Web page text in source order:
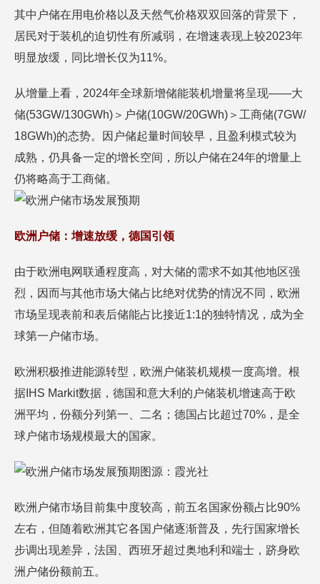
其中户储在用电价格以及天然气价格双双回落的背景下，
居民对于装机的迫切性有所减弱，在增速表现上较2023年
明显放缓，同比增长仅为11%。
从增量上看，2024年全球新增储能装机增量将呈现——大
储(53GW/130GWh)＞户储(10GW/20GWh)＞工商储(7GW/
18GWh)的态势。因户储起量时间较早，且盈利模式较为
成熟，仍具备一定的增长空间，所以户储在24年的增量上
仍将略高于工商储。
欧洲户储：增速放缓，德国引领
由于欧洲电网联通程度高，对大储的需求不如其他地区强
烈，因而与其他市场大储占比绝对优势的情况不同，欧洲
市场呈现表前和表后储能占比接近1:1的独特情况，成为全
球第一户储市场。
欧洲积极推进能源转型，欧洲户储装机规模一度高增。根
据IHS Markit数据，德国和意大利的户储装机增速高于欧
洲平均，份额分列第一、二名；德国占比超过70%，是全
球户储市场规模最大的国家。
图源：霞光社
欧洲户储市场目前集中度较高，前五名国家份额占比90%
左右，但随着欧洲其它各国户储逐渐普及，先行国家增长
步调出现差异，法国、西班牙超过奥地利和端士，跻身欧
洲户储份额前五。